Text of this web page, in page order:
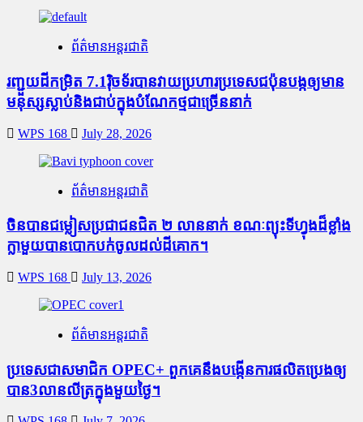
ព័ត៌មានអន្តរជាតិ
រញ្ជួយដីកម្រិត​ 7.1រ៉ិចទ័របានវាយប្រហារប្រទេសជប៉ុនបង្កឲ្យមាន
មនុស្សស្លាប់​និង​ជាប់ក្នុងបំណែកថ្មជាច្រើននាក់
WPS 168 July 28, 2026
ព័ត៌មានអន្តរជាតិ
ចិនបានជម្លៀសប្រជាជនជិត ២ លាននាក់ ខណៈព្យុះទីហ្វុងដ៏ខ្លាំង
ក្លាមួយបានបោកបក់ចូលដល់ដីគោក។
WPS 168 July 13, 2026
ព័ត៌មានអន្តរជាតិ
ប្រទេសជាសមាជិក OPEC+​ ពួកគេនឹងបង្កើនការផលិតប្រេងឲ្យ
បាន3លានលីត្រក្នុងមួយថ្ងៃ។